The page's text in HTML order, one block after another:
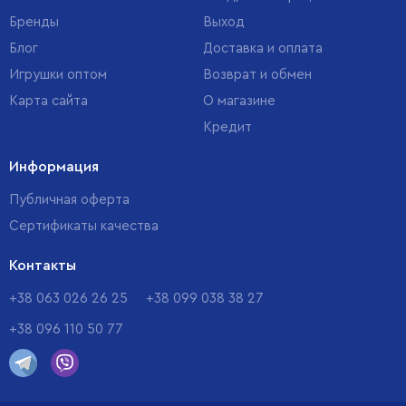
Бренды
Блог
Игрушки оптом
Карта сайта
Выход
Доставка и оплата
Возврат и обмен
О магазине
Кредит
Информация
Публичная оферта
Сертификаты качества
Контакты
+38 063 026 26 25 +38 099 038 38 27
+38 096 110 50 77